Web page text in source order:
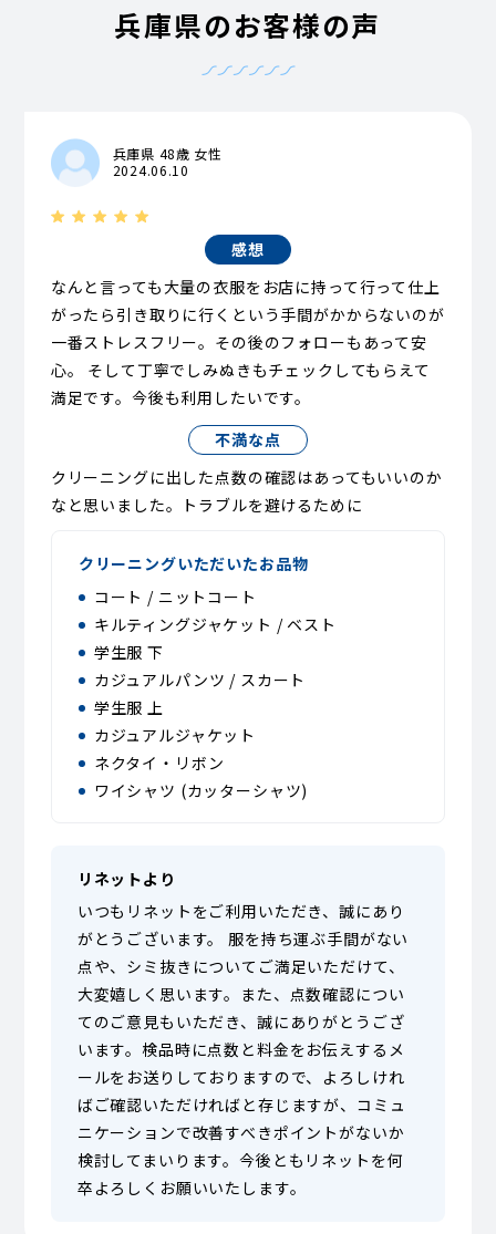
兵庫県のお客様の声
兵庫県 48歳 女性
2024.06.10
感想
なんと言っても大量の衣服をお店に持って行って仕上
がったら引き取りに行くという手間がかからないのが
一番ストレスフリー。その後のフォローもあって安
心。 そして丁寧でしみぬきもチェックしてもらえて
満足です。今後も利用したいです。
不満な点
クリーニングに出した点数の確認はあってもいいのか
なと思いました。トラブルを避けるために
クリーニングいただいたお品物
コート / ニットコート
キルティングジャケット / ベスト
学生服 下
カジュアルパンツ / スカート
学生服 上
カジュアルジャケット
ネクタイ・リボン
ワイシャツ (カッターシャツ)
リネットより
いつもリネットをご利用いただき、誠にあり
がとうございます。 服を持ち運ぶ手間がない
点や、シミ抜きについてご満足いただけて、
大変嬉しく思います。また、点数確認につい
てのご意見もいただき、誠にありがとうござ
います。検品時に点数と料金をお伝えするメ
ールをお送りしておりますので、よろしけれ
ばご確認いただければと存じますが、コミュ
ニケーションで改善すべきポイントがないか
検討してまいります。今後ともリネットを何
卒よろしくお願いいたします。